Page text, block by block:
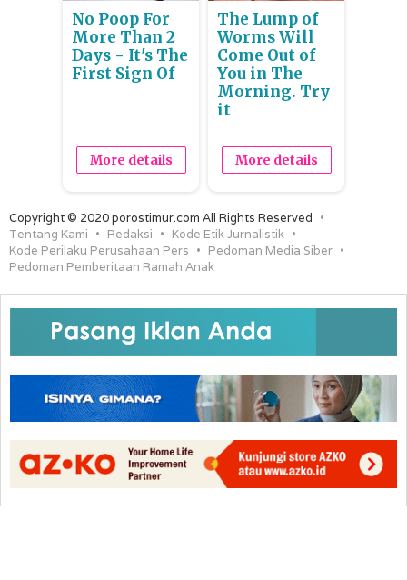
No Poop For
More Than 2
Days - It's The
First Sign Of
More details
The Lump of
Worms Will
Come Out of
You in The
Morning. Try
it
More details
Copyright © 2020 porostimur.com All Rights Reserved
Tentang Kami
Redaksi
Kode Etik Jurnalistik
Kode Perilaku Perusahaan Pers
Pedoman Media Siber
Pedoman Pemberitaan Ramah Anak